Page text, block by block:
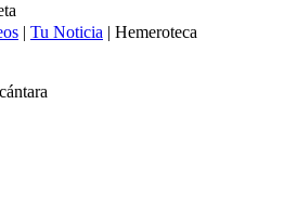
| Tu Noticia | Hemeroteca